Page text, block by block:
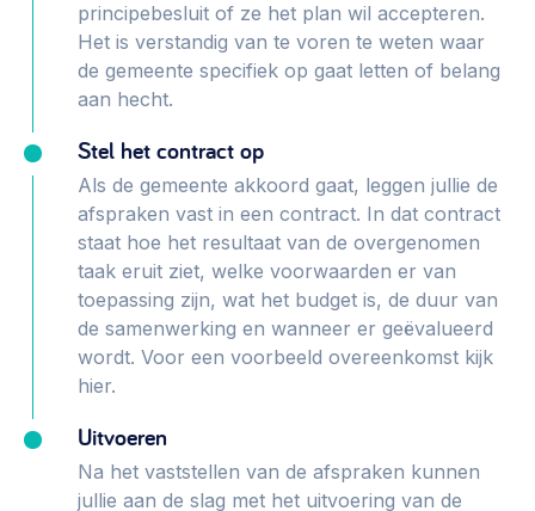
principebesluit of ze het plan wil accepteren.
Het is verstandig van te voren te weten waar
de gemeente specifiek op gaat letten of belang
aan hecht.
Stel het contract op
Als de gemeente akkoord gaat, leggen jullie de
afspraken vast in een contract. In dat contract
staat hoe het resultaat van de overgenomen
taak eruit ziet, welke voorwaarden er van
toepassing zijn, wat het budget is, de duur van
de samenwerking en wanneer er geëvalueerd
wordt. Voor een voorbeeld overeenkomst kijk
hier.
Uitvoeren
Na het vaststellen van de afspraken kunnen
jullie aan de slag met het uitvoering van de